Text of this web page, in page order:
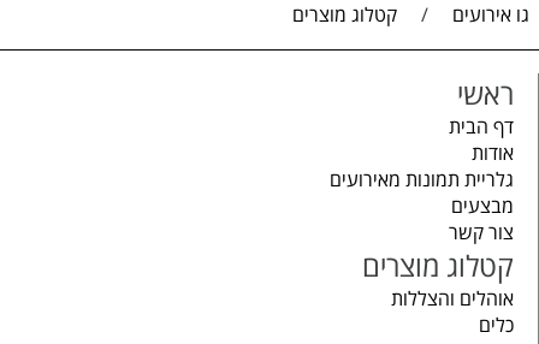
גו אירועים / קטלוג מוצרים
ראשי
דף הבית
אודות
גלריית תמונות מאירועים
מבצעים
צור קשר
קטלוג מוצרים
אוהלים והצללות
כלים